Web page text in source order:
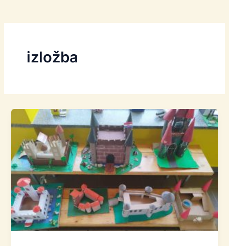
izložba